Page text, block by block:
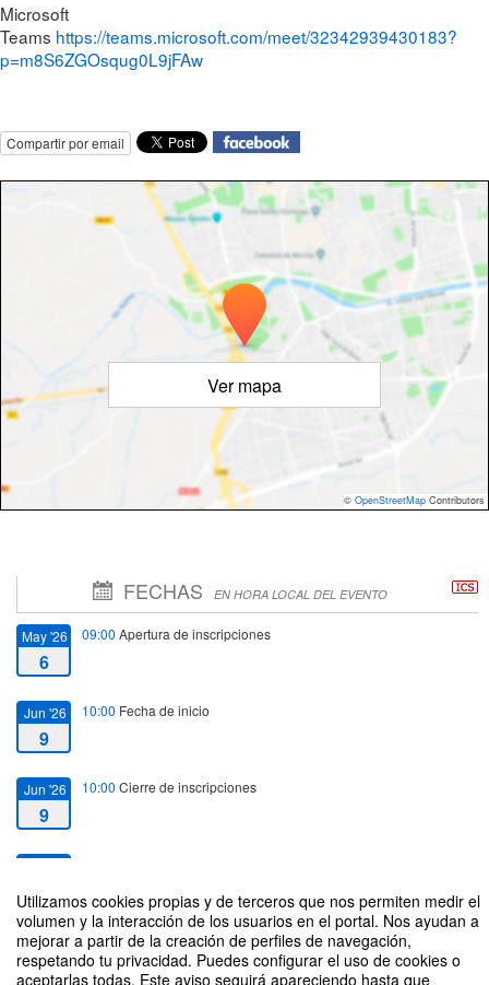
Utilizamos cookies propias y de terceros que nos permiten medir el
volumen y la interacción de los usuarios en el portal. Nos ayudan a
mejorar a partir de la creación de perfiles de navegación,
respetando tu privacidad. Puedes configurar el uso de cookies o
aceptarlas todas. Este aviso seguirá apareciendo hasta que
Microsoft
Teams https://teams.microsoft.com/meet/32342939430183?
p=m8S6ZGOsqug0L9jFAw
Compartir por email
Ver mapa
© OpenStreetMap Contributors
FECHAS EN HORA LOCAL DEL EVENTO
May '26
6
09:00 Apertura de inscripciones
Jun '26
9
10:00 Fecha de inicio
Jun '26
9
10:00 Cierre de inscripciones
9